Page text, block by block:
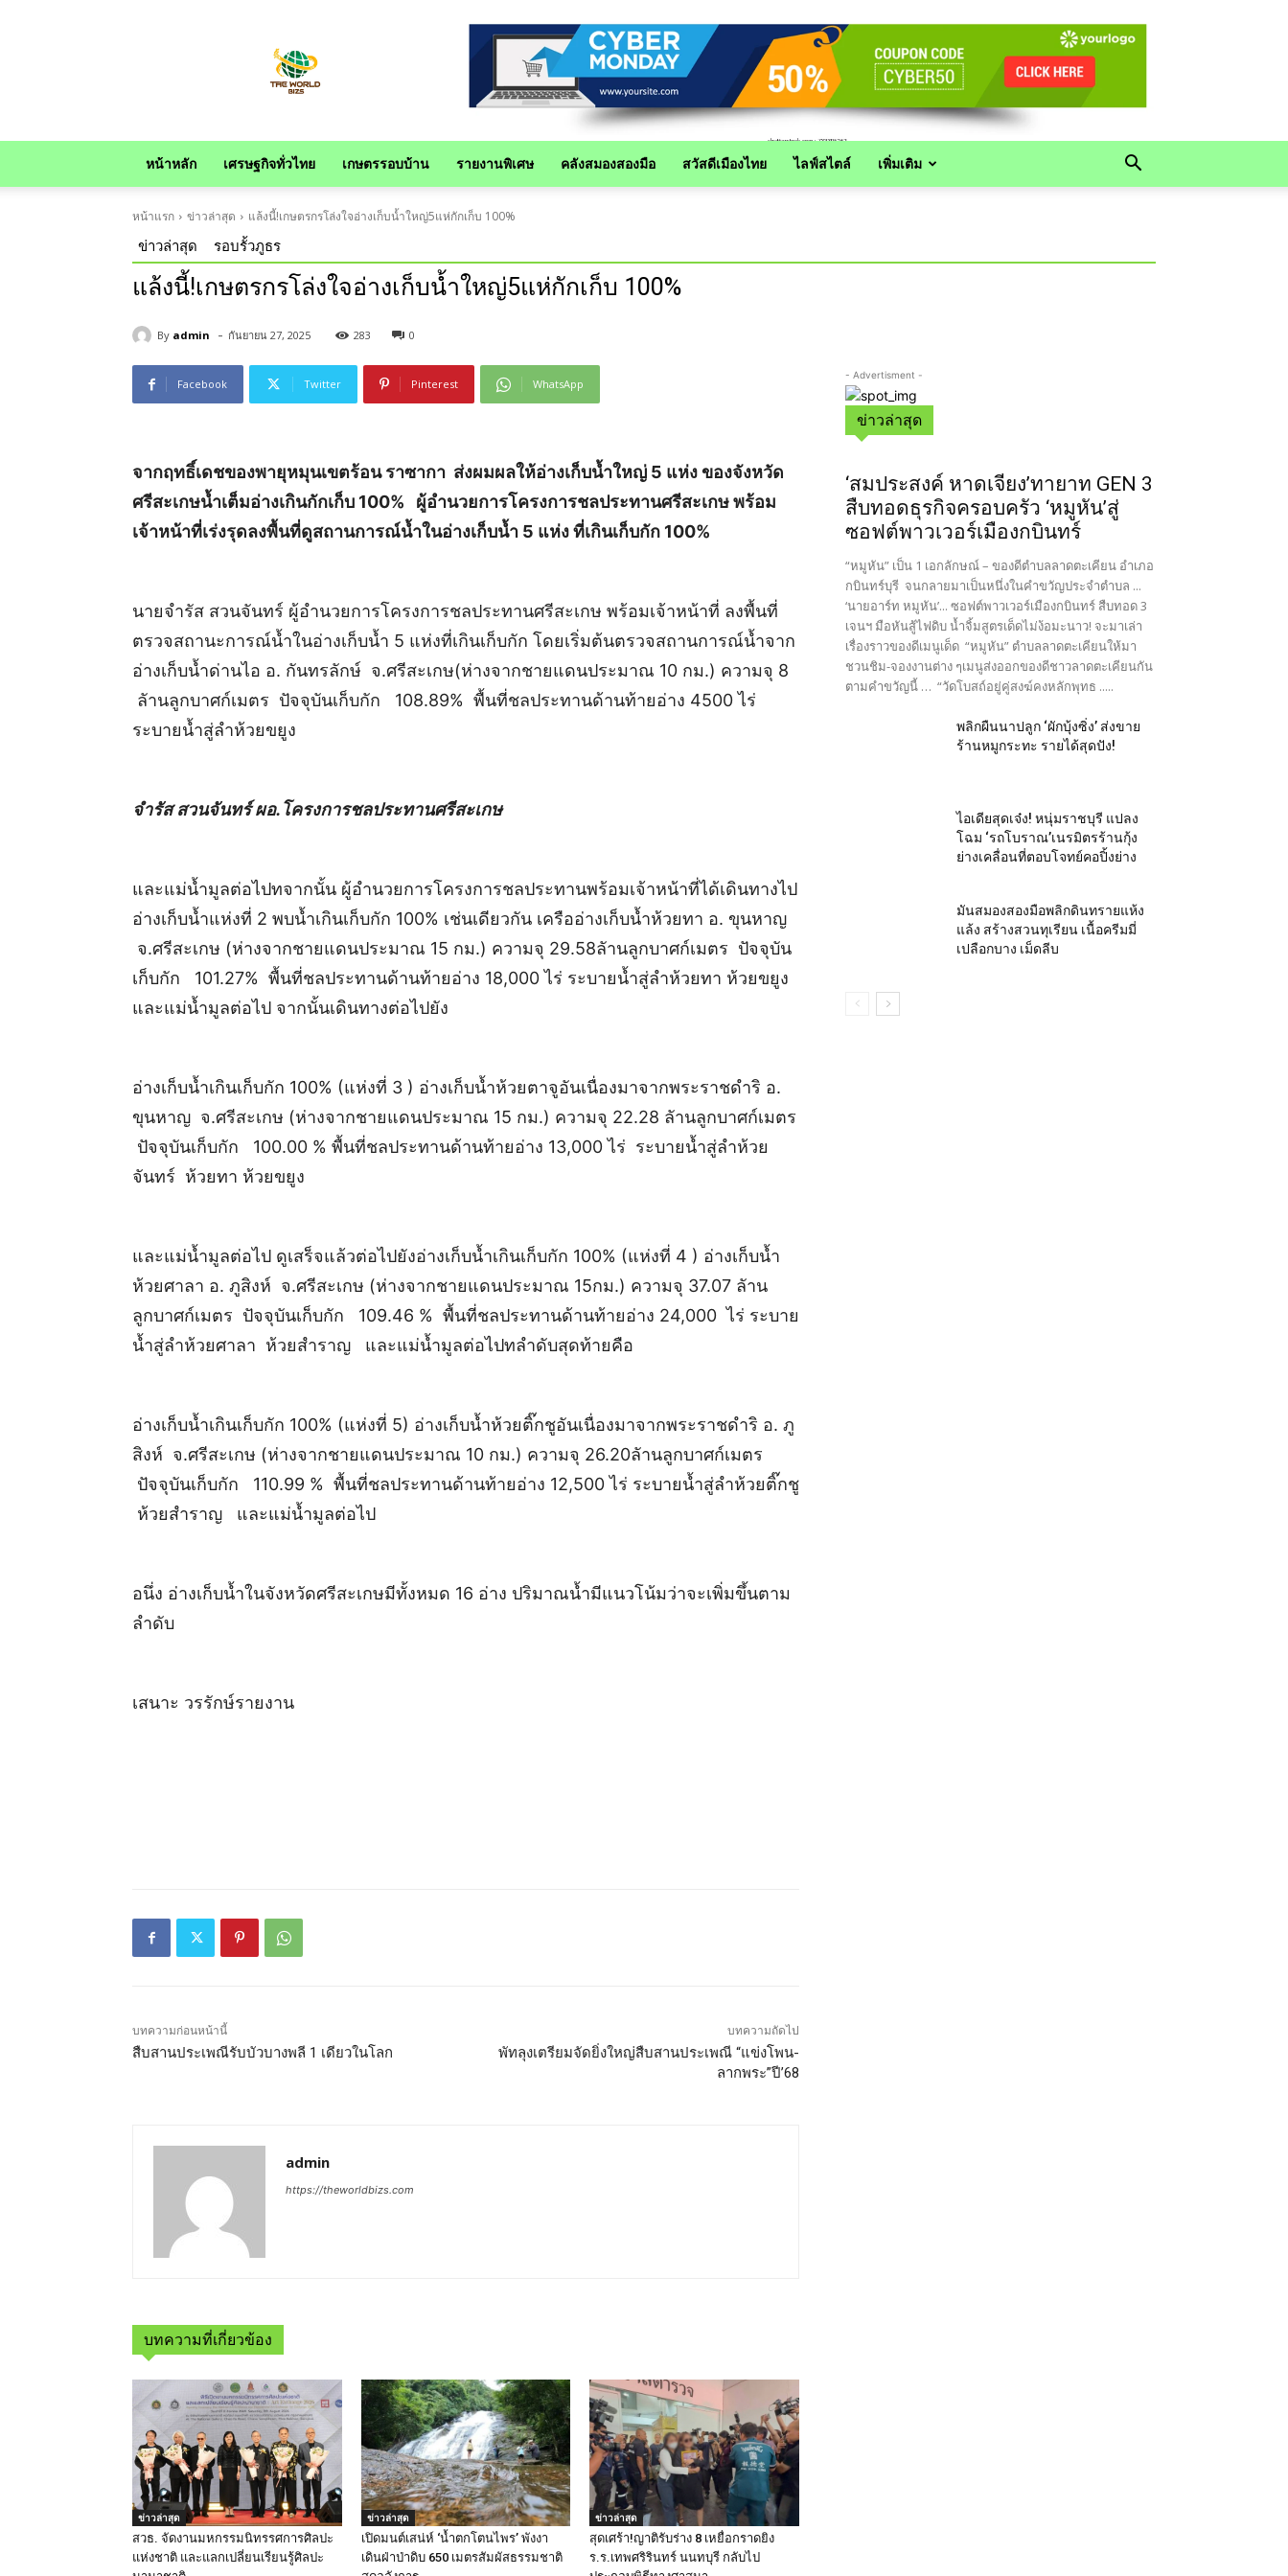
หน้าหลัก เศรษฐกิจทั่วไทย เกษตรรอบบ้าน รายงานพิเศษ คลังสมองสองมือ สวัสดีเมืองไทย ไลฟ์สไตล์ เพิ่มเติม
หน้าแรก ข่าวล่าสุด แล้งนี้!เกษตรกรโล่งใจอ่างเก็บน้ำใหญ่5แห่กักเก็บ 100%
ข่าวล่าสุด รอบรั้วภูธร
แล้งนี้!เกษตรกรโล่งใจอ่างเก็บน้ำใหญ่5แห่กักเก็บ 100%
By admin - กันยายน 27, 2025 283 0
Facebook Twitter Pinterest WhatsApp
จากฤทธิ์เดชของพายุหมุนเขตร้อน ราซากา ส่งผมผลให้อ่างเก็บน้ำใหญ่ 5 แห่ง ของจังหวัด
ศรีสะเกษน้ำเต็มอ่างเกินกักเก็บ 100% ผู้อำนวยการโครงการชลประทานศรีสะเกษ พร้อม
เจ้าหน้าที่เร่งรุดลงพื้นที่ดูสถานการณ์น้ำในอ่างเก็บน้ำ 5 แห่ง ที่เกินเก็บกัก 100%
นายจำรัส สวนจันทร์ ผู้อำนวยการโครงการชลประทานศรีสะเกษ พร้อมเจ้าหน้าที่ ลงพื้นที่
ตรวจสถานะการณ์น้ำในอ่างเก็บน้ำ 5 แห่งที่เกินเก็บกัก โดยเริ่มต้นตรวจสถานการณ์น้ำจาก
อ่างเก็บน้ำด่านไอ อ. กันทรลักษ์ จ.ศรีสะเกษ(ห่างจากชายแดนประมาณ 10 กม.) ความจุ 8
ลัานลูกบาศก์เมตร ปัจจุบันเก็บกัก 108.89% พื้นที่ชลประทานด้านท้ายอ่าง 4500 ไร่
ระบายน้ำสู่ลำห้วยขยูง
จำรัส สวนจันทร์ ผอ.โครงการชลประทานศรีสะเกษ
และแม่น้ำมูลต่อไปทจากนั้น ผู้อำนวยการโครงการชลประทานพร้อมเจ้าหน้าที่ได้เดินทางไป
อ่างเก็บน้ำแห่งที่ 2 พบน้ำเกินเก็บกัก 100% เช่นเดียวกัน เครืออ่างเก็บน้ำห้วยทา อ. ขุนหาญ
จ.ศรีสะเกษ (ห่างจากชายแดนประมาณ 15 กม.) ความจุ 29.58ลัานลูกบาศก์เมตร ปัจจุบัน
เก็บกัก 101.27% พื้นที่ชลประทานด้านท้ายอ่าง 18,000 ไร่ ระบายน้ำสู่ลำห้วยทา ห้วยขยูง
และแม่น้ำมูลต่อไป จากนั้นเดินทางต่อไปยัง
อ่างเก็บน้ำเกินเก็บกัก 100% (แห่งที่ 3 ) อ่างเก็บน้ำห้วยตาจูอันเนื่องมาจากพระราชดำริ อ.
ขุนหาญ จ.ศรีสะเกษ (ห่างจากชายแดนประมาณ 15 กม.) ความจุ 22.28 ลัานลูกบาศก์เมตร
ปัจจุบันเก็บกัก 100.00 % พื้นที่ชลประทานด้านท้ายอ่าง 13,000 ไร่ ระบายน้ำสู่ลำห้วย
จันทร์ ห้วยทา ห้วยขยูง
และแม่น้ำมูลต่อไป ดูเสร็จแล้วต่อไปยังอ่างเก็บน้ำเกินเก็บกัก 100% (แห่งที่ 4 ) อ่างเก็บน้ำ
ห้วยศาลา อ. ภูสิงห์ จ.ศรีสะเกษ (ห่างจากชายแดนประมาณ 15กม.) ความจุ 37.07 ลัาน
ลูกบาศก์เมตร ปัจจุบันเก็บกัก 109.46 % พื้นที่ชลประทานด้านท้ายอ่าง 24,000 ไร่ ระบาย
น้ำสู่ลำห้วยศาลา ห้วยสำราญ และแม่น้ำมูลต่อไปทลำดับสุดท้ายคือ
อ่างเก็บน้ำเกินเก็บกัก 100% (แห่งที่ 5) อ่างเก็บน้ำห้วยติ๊กชูอันเนื่องมาจากพระราชดำริ อ. ภู
สิงห์ จ.ศรีสะเกษ (ห่างจากชายแดนประมาณ 10 กม.) ความจุ 26.20ลัานลูกบาศก์เมตร
ปัจจุบันเก็บกัก 110.99 % พื้นที่ชลประทานด้านท้ายอ่าง 12,500 ไร่ ระบายน้ำสู่ลำห้วยติ๊กชู
ห้วยสำราญ และแม่น้ำมูลต่อไป
อนึ่ง อ่างเก็บน้ำในจังหวัดศรีสะเกษมีทั้งหมด 16 อ่าง ปริมาณน้ำมีแนวโน้มว่าจะเพิ่มขึ้นตาม
ลำดับ
เสนาะ วรรักษ์รายงาน
บทความก่อนหน้านี้
สืบสานประเพณีรับบัวบางพลี 1 เดียวในโลก
บทความถัดไป
พัทลุงเตรียมจัดยิ่งใหญ่สืบสานประเพณี “แข่งโพน-
ลากพระ”ปี’68
admin
https://theworldbizs.com
บทความที่เกี่ยวข้อง
ข่าวล่าสุด
สวธ. จัดงานมหกรรมนิทรรศการศิลปะ
แห่งชาติ และแลกเปลี่ยนเรียนรู้ศิลปะ
ข่าวล่าสุด
เปิดมนต์เสน่ห์ ‘น้ำตกโตนไพร’ พังงา
เดินฝ่าป่าดิบ 650 เมตรสัมผัสธรรมชาติ
ข่าวล่าสุด
สุดเศร้า!ญาติรับร่าง 8 เหยื่อกราดยิง
ร.ร.เทพศริรินทร์ นนทบุรี กลับไป
- Advertisment -
ข่าวล่าสุด
‘สมประสงค์ หาดเจียง’ทายาท GEN 3
สืบทอดธุรกิจครอบครัว ‘หมูหัน’สู่
ซอฟต์พาวเวอร์เมืองกบินทร์
“หมูหัน” เป็น 1 เอกลักษณ์ – ของดีตำบลลาดตะเคียน อำเภอ
กบินทร์บุรี จนกลายมาเป็นหนึ่งในคำขวัญประจำตำบล ...
‘นายอาร์ท หมูหัน’... ซอฟต์พาวเวอร์เมืองกบินทร์ สืบทอด 3
เจนฯ มือหันสู้ไฟดิบ น้ำจิ้มสูตรเด็ดไม่ง้อมะนาว! จะมาเล่า
เรื่องราวของดีเมนูเด็ด “หมูหัน” ตำบลลาดตะเคียนให้มา
ชวนชิม-จองงานต่าง ๆเมนูส่งออกของดีชาวลาดตะเคียนกัน
ตามคำขวัญนี้ … “วัดโบสถ์อยู่คู่สงฆ์คงหลักพุทธ .....
พลิกผืนนาปลูก ‘ผักบุ้งซิ่ง’ ส่งขาย
ร้านหมูกระทะ รายได้สุดปัง!
ไอเดียสุดเจ๋ง! หนุ่มราชบุรี แปลง
โฉม ‘รถโบราณ’เนรมิตรร้านกุ้ง
ย่างเคลื่อนที่ตอบโจทย์คอปิ้งย่าง
มันสมองสองมือพลิกดินทรายแห้ง
แล้ง สร้างสวนทุเรียน เนื้อครีมมี่
เปลือกบาง เม็ดลีบ